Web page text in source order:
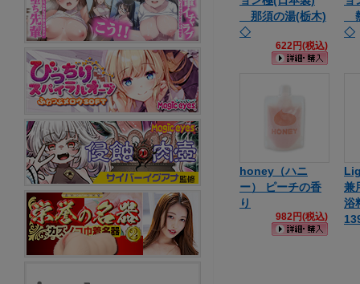
那須の湯(栃木)
◇
622円(税込)
◇
honey（ハニ
ー） ピーチの香
り
982円(税込)
兼
浴